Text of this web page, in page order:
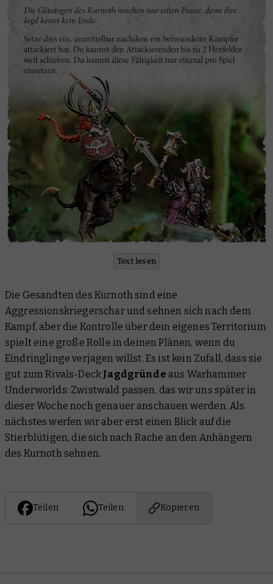
Text lesen
Die Gesandten des Kurnoth sind eine
Aggressionskriegerschar und sehnen sich nach dem
Kampf, aber die Kontrolle über dein eigenes Territorium
spielt eine große Rolle in deinen Plänen, wenn du
Eindringlinge verjagen willst. Es ist kein Zufall, dass sie
gut zum Rivals-Deck Jagdgründe aus Warhammer
Underworlds: Zwistwald passen, das wir uns später in
dieser Woche noch genauer anschauen werden. Als
nächstes werfen wir aber erst einen Blick auf die
Stierblütigen, die sich nach Rache an den Anhängern
des Kurnoth sehnen.
Teilen Teilen Kopieren